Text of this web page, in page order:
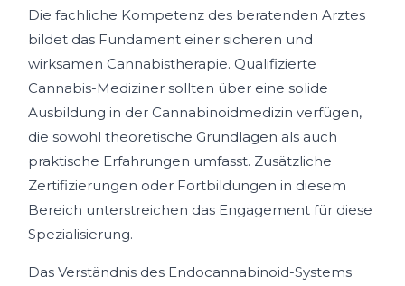
Die fachliche Kompetenz des beratenden Arztes
bildet das Fundament einer sicheren und
wirksamen Cannabistherapie. Qualifizierte
Cannabis-Mediziner sollten über eine solide
Ausbildung in der Cannabinoidmedizin verfügen,
die sowohl theoretische Grundlagen als auch
praktische Erfahrungen umfasst. Zusätzliche
Zertifizierungen oder Fortbildungen in diesem
Bereich unterstreichen das Engagement für diese
Spezialisierung.
Das Verständnis des Endocannabinoid-Systems